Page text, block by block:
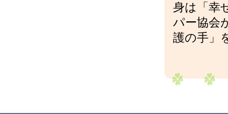
身は「幸
パー協会
護の手」